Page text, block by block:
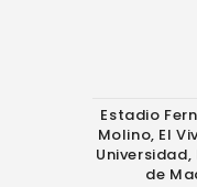
Estadio
Molino, El
de